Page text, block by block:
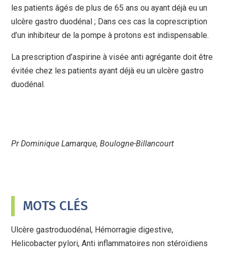
les patients âgés de plus de 65 ans ou ayant déjà eu un
ulcère gastro duodénal ; Dans ces cas la coprescription
d’un inhibiteur de la pompe à protons est indispensable.
La prescription d’aspirine à visée anti agrégante doit être
évitée chez les patients ayant déjà eu un ulcère gastro
duodénal.
Pr Dominique Lamarque, Boulogne-Billancourt
MOTS CLÉS
Ulcère gastroduodénal, Hémorragie digestive,
Helicobacter pylori, Anti inflammatoires non stéroïdiens